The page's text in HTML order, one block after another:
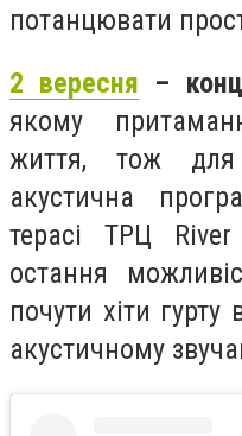
потанцювати
2 вересня –
якому
життя, тож для
акустична
терасі ТРЦ
остання
почути хіти
акустичному